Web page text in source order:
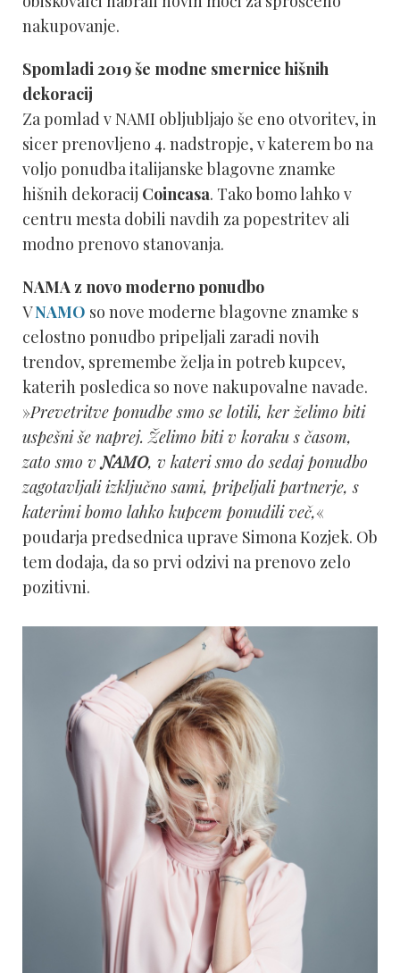
nakupovanje.
Spomladi 2019 še modne smernice hišnih
dekoracij
Za pomlad v NAMI obljubljajo še eno otvoritev, in
sicer prenovljeno 4. nadstropje, v katerem bo na
voljo ponudba italijanske blagovne znamke
hišnih dekoracij Coincasa. Tako bomo lahko v
centru mesta dobili navdih za popestritev ali
modno prenovo stanovanja.
NAMA z novo moderno ponudbo
VNAMO so nove moderne blagovne znamke s
celostno ponudbo pripeljali zaradi novih
trendov, spremembe želja in potreb kupcev,
katerih posledica so nove nakupovalne navade.
»Prevetritve ponudbe smo se lotili, ker želimo biti
uspešni še naprej. Želimo biti v koraku s časom,
zato smo vNAMO, v kateri smo do sedaj ponudbo
zagotavljali izključno sami, pripeljali partnerje, s
katerimi bomo lahko kupcem ponudili več,«
poudarja predsednica uprave Simona Kozjek. Ob
tem dodaja, da so prvi odzivi na prenovo zelo
pozitivni.